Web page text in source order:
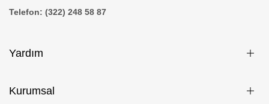
Telefon: (322) 248 58 87
Yardım
Kurumsal